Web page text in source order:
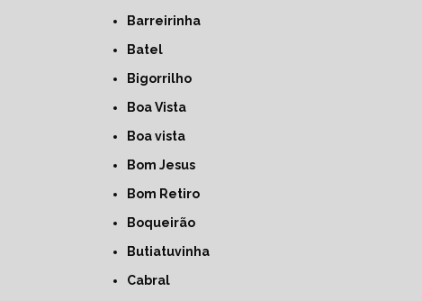
Barreirinha
Batel
Bigorrilho
Boa Vista
Boa vista
Bom Jesus
Bom Retiro
Boqueirão
Butiatuvinha
Cabral